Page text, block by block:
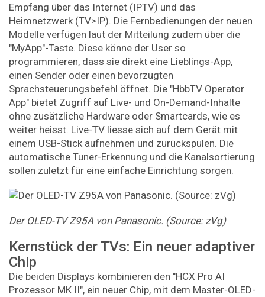
Empfang über das Internet (IPTV) und das
Heimnetzwerk (TV>IP). Die Fernbedienungen der neuen
Modelle verfügen laut der Mitteilung zudem über die
"MyApp"-Taste. Diese könne der User so
programmieren, dass sie direkt eine Lieblings-App,
einen Sender oder einen bevorzugten
Sprachsteuerungsbefehl öffnet. Die "HbbTV Operator
App" bietet Zugriff auf Live- und On-Demand-Inhalte
ohne zusätzliche Hardware oder Smartcards, wie es
weiter heisst. Live-TV liesse sich auf dem Gerät mit
einem USB-Stick aufnehmen und zurückspulen. Die
automatische Tuner-Erkennung und die Kanalsortierung
sollen zuletzt für eine einfache Einrichtung sorgen.
Der OLED-TV Z95A von Panasonic. (Source: zVg)
Kernstück der TVs: Ein neuer adaptiver
Chip
Die beiden Displays kombinieren den "HCX Pro AI
Prozessor MK II", ein neuer Chip, mit dem Master-OLED-